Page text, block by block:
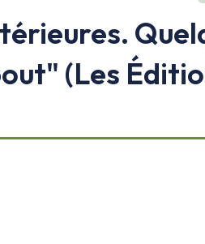
(Les